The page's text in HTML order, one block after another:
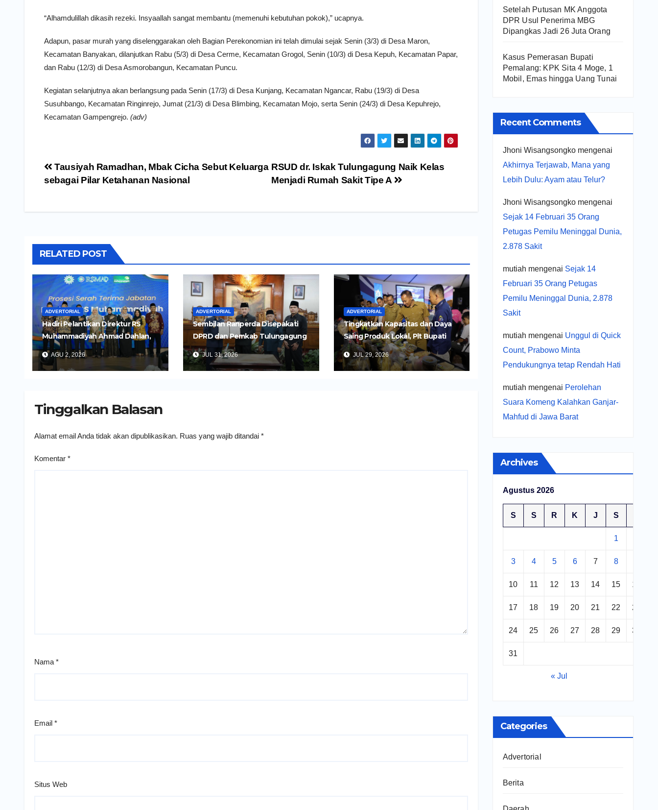
“Alhamdulillah dikasih rezeki. Insyaallah sangat membantu (memenuhi kebutuhan pokok),” ucapnya.
Adapun, pasar murah yang diselenggarakan oleh Bagian Perekonomian ini telah dimulai sejak Senin (3/3) di Desa Maron,
Kecamatan Banyakan, dilanjutkan Rabu (5/3) di Desa Cerme, Kecamatan Grogol, Senin (10/3) di Desa Kepuh, Kecamatan Papar,
dan Rabu (12/3) di Desa Asmorobangun, Kecamatan Puncu.
Kegiatan selanjutnya akan berlangsung pada Senin (17/3) di Desa Kunjang, Kecamatan Ngancar, Rabu (19/3) di Desa
Susuhbango, Kecamatan Ringinrejo, Jumat (21/3) di Desa Blimbing, Kecamatan Mojo, serta Senin (24/3) di Desa Kepuhrejo,
Kecamatan Gampengrejo. (adv)
Navigasi
pos
RSUD dr. Iskak Tulungagung Naik Kelas
Menjadi Rumah Sakit Tipe A
Tausiyah Ramadhan, Mbak Cicha Sebut Keluarga
sebagai Pilar Ketahanan Nasional
RELATED POST
ADVERTORIAL
Hadiri Pelantikan Direktur RS
Muhammadiyah Ahmad Dahlan,
Wali Kota Kediri Tekankan
Pelayanan Kesehatan yang
Humanis
AGU 2, 2026
ADVERTORIAL
Sembilan Ranperda Disepakati
DPRD dan Pemkab Tulungagung
Untuk Perkuat Pembangunan
Daerah
JUL 31, 2026
ADVERTORIAL
Tingkatkan Kapasitas dan Daya
Saing Produk Lokal, Plt Bupati
Tulungagung Buka Seminar
Impor dan Ekspor Produk UMKM
JUL 29, 2026
Tinggalkan Balasan
Alamat email Anda tidak akan dipublikasikan. Ruas yang wajib ditandai *
Komentar *
Nama*
Email *
Situs Web
Setelah Putusan MK Anggota
DPR Usul Penerima MBG
Dipangkas Jadi 26 Juta Orang
Kasus Pemerasan Bupati
Pemalang: KPK Sita 4 Moge, 1
Mobil, Emas hingga Uang Tunai
Recent Comments
Jhoni Wisangsongkomengenai
Akhirnya Terjawab, Mana yang
Lebih Dulu: Ayam atau Telur?
Jhoni Wisangsongkomengenai
Sejak 14 Februari 35 Orang
Petugas Pemilu Meninggal Dunia,
2.878 Sakit
mutiah mengenai Sejak 14
Februari 35 Orang Petugas
Pemilu Meninggal Dunia, 2.878
Sakit
mutiah mengenai Unggul di Quick
Count, Prabowo Minta
Pendukungnya tetap Rendah Hati
mutiah mengenai Perolehan
Suara Komeng Kalahkan Ganjar-
Mahfud di Jawa Barat
Archives
Agustus 2026
S S R K J S
1
3 4 5 6 7 8
10 11 12 13 14 15 16
17 18 19 20 21 22 23
24 25 26 27 28 29 30
31
« Jul
Categories
Advertorial
Berita